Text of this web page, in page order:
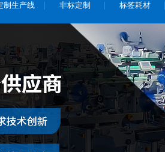
制生产线 非标定制 标签耗材